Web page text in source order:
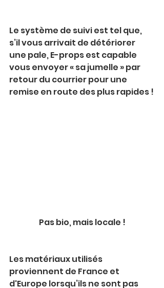
Le système de suivi est tel que,
s’il vous arrivait de détériorer
une pale, E-props est capable
vous envoyer « sa jumelle » par
retour du courrier pour une
remise en route des plus rapides !
Pas bio, mais locale !
Les matériaux utilisés
proviennent de France et
d'Europe lorsqu’ils ne sont pas